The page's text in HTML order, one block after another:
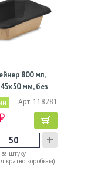
800 мл,
мм, без
окна,…Арт: 118281
за штуку
кратно коробкам)